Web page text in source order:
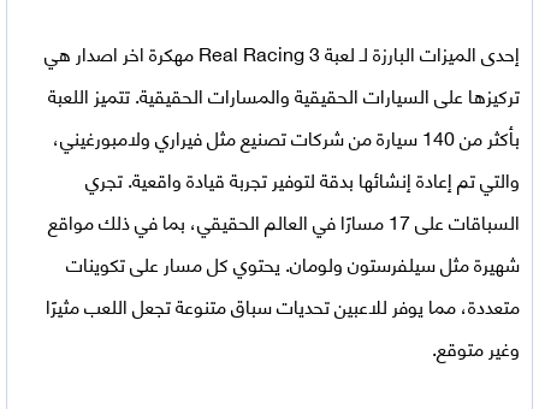
إحدى الميزات البارزة لـلعبة Real Racing 3 مهكرة اخر اصدار
هي
تركيزها على السيارات الحقيقية والمسارات الحقيقية. تتميز اللعبة
بأكثر من 140 سيارة من شركات تصنيع مثل فيراري ولامبورغيني،
والتي تم إعادة إنشائها بدقة لتوفير تجربة قيادة واقعية. تجري
السباقات على 17 مسارًا في العالم الحقيقي، بما في ذلك مواقع
شهيرة مثل سيلفرستون ولومان. يحتوي كل مسار على تكوينات
متعددة، مما يوفر للاعبين تحديات سباق متنوعة تجعل اللعب مثيرًا
وغير متوقع.